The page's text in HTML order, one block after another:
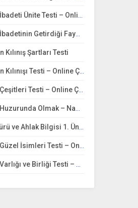
Ünite Testi – Online Çöz
Getirdiği Faydalar Testi
Kılınış Şartları Testi
Kılınışı Testi – Online Çöz
Testi – Online Çöz
Olmak – Namaz İbadeti Testi
Bilgisi 1. Ünite: Allah İnancı Çalışmaları
İsimleri Testi – Online Çöz
ve Birliği Testi – Online Çöz